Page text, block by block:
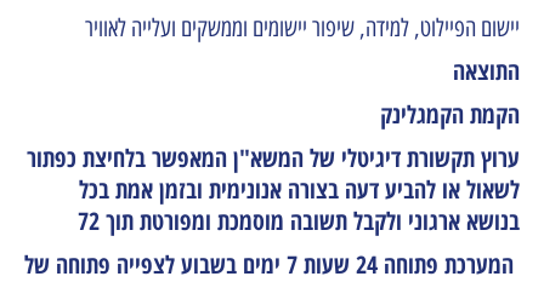
יישום הפיילוט, למידה, שיפור יישומים וממשקים ועלייה לאוויר
התוצאה
הקמת הקמגלינק
ערוץ תקשורת דיגיטלי של המשא"ן המאפשר בלחיצת כפתור
לשאול או להביע דעה בצורה אנונימית ובזמן אמת בכל
בנושא ארגוני ולקבל תשובה מוסמכת ומפורטת תוך 72
המערכת פתוחה 24 שעות 7 ימים בשבוע לצפייה פתוחה של